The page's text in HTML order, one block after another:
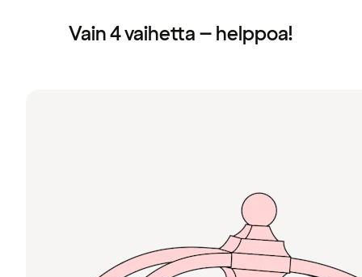
Vain 4 vaihetta – helppoa!